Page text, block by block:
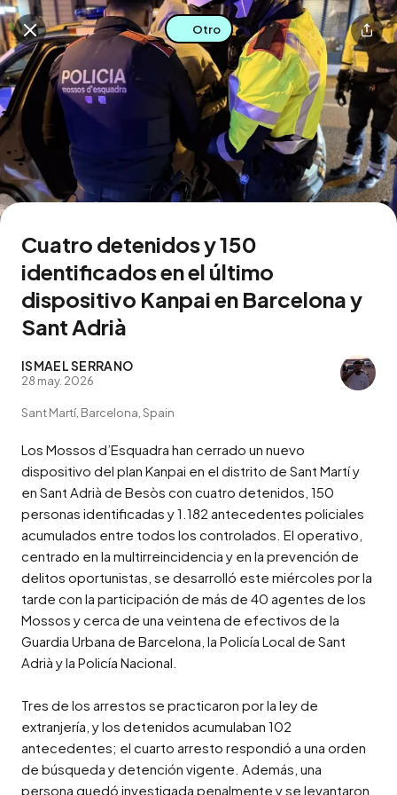
Descarga la app
Buscar en esta zona
Otro
Cuatro detenidos y 150
identificados en el último
dispositivo Kanpai en Barcelona y
Sant Adrià
ISMAEL SERRANO
28 may. 2026
Sant Martí, Barcelona, Spain
Los Mossos d’Esquadra han cerrado un nuevo
dispositivo del plan Kanpai en el distrito de Sant Martí y
en Sant Adrià de Besòs con cuatro detenidos, 150
personas identificadas y 1.182 antecedentes policiales
acumulados entre todos los controlados. El operativo,
centrado en la multirreincidencia y en la prevención de
delitos oportunistas, se desarrolló este miércoles por la
tarde con la participación de más de 40 agentes de los
Mossos y cerca de una veintena de efectivos de la
Guardia Urbana de Barcelona, la Policía Local de Sant
Adrià y la Policía Nacional.
Tres de los arrestos se practicaron por la ley de
extranjería, y los detenidos acumulaban 102
antecedentes; el cuarto arresto respondió a una orden
de búsqueda y detención vigente. Además, una
persona quedó investigada penalmente y se levantaron